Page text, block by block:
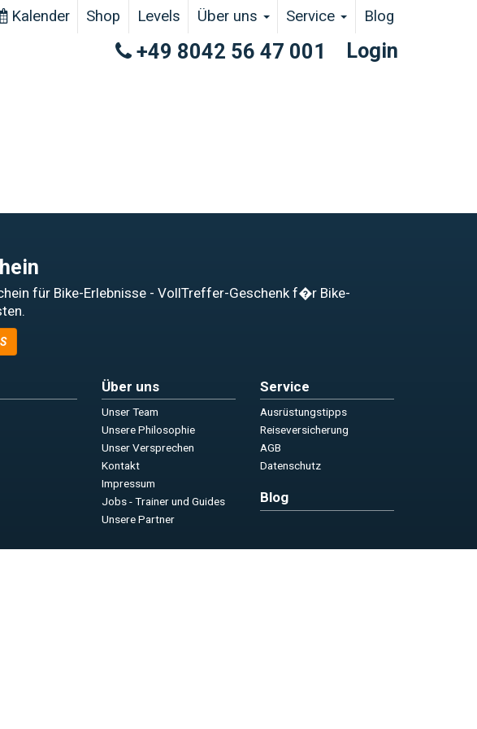
Kalender Shop Levels Über uns Service Blog
Login
+49 8042 56 47 001
für Bike-Erlebnisse - VollTreffer-Geschenk f�r Bike-
Über uns
Unser Team
Unsere Philosophie
Unser Versprechen
Kontakt
Impressum
Jobs - Trainer und Guides
Unsere Partner
Service
Ausrüstungstipps
Reiseversicherung
AGB
Datenschutz
Blog